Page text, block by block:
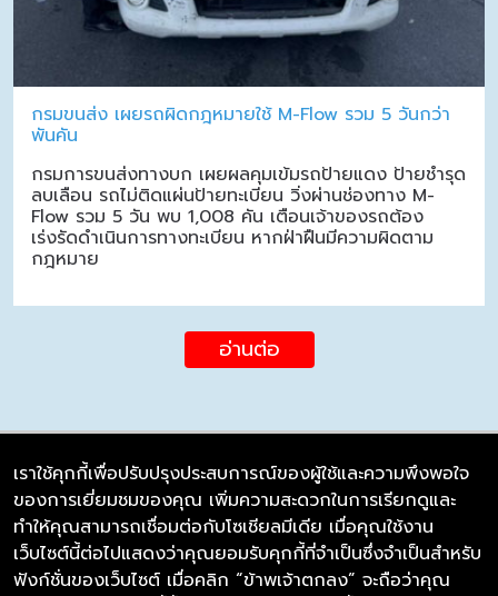
กรมขนส่ง เผยรถผิดกฎหมายใช้ M-Flow รวม 5 วันกว่า
พันคัน
กรมการขนส่งทางบก เผยผลคุมเข้มรถป้ายแดง ป้ายชำรุด
ลบเลือน รถไม่ติดแผ่นป้ายทะเบียน วิ่งผ่านช่องทาง M-
Flow รวม 5 วัน พบ 1,008 คัน เตือนเจ้าของรถต้อง
เร่งรัดดำเนินการทางทะเบียน หากฝ่าฝืนมีความผิดตาม
กฎหมาย
อ่านต่อ
บริษัท ซิมลิงค์ จำกัด
98/226 Bangrakyai-Baanmai Road,
Bangyai, Nonthaburi 11140
เราใช้คุกกี้เพื่อปรับปรุงประสบการณ์ของผู้ใช้และความพึงพอใจ
ของการเยี่ยมชมของคุณ เพิ่มความสะดวกในการเรียกดูและ
ทำให้คุณสามารถเชื่อมต่อกับโซเชียลมีเดีย เมื่อคุณใช้งาน
เว็บไซต์นี้ต่อไปแสดงว่าคุณยอมรับคุกกี้ที่จำเป็นซึ่งจำเป็นสำหรับ
ฟังก์ชั่นของเว็บไซต์ เมื่อคลิก “ข้าพเจ้าตกลง” จะถือว่าคุณ